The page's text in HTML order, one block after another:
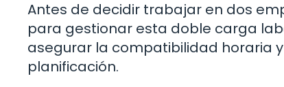
Antes de decidir trabajar en dos
para gestionar esta doble carga
asegurar la compatibilidad horaria
planificación.